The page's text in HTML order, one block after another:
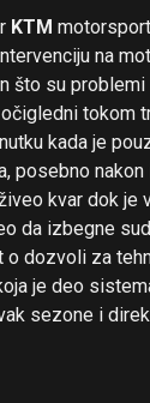
KTM
na
što su
tokom
kada je
posebno
kvar dok je
da izbegne
o dozvoli za
je deo
sezone i